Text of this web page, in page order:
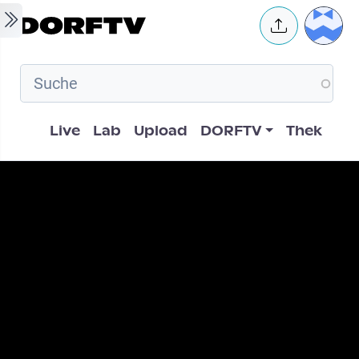
Skip to main content User
Hauptnavigation
Live Lab Upload DORFTV Thek